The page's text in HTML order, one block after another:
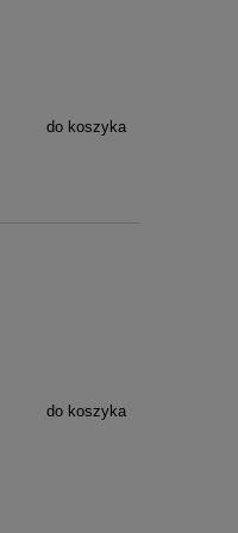
do koszyka
do koszyka